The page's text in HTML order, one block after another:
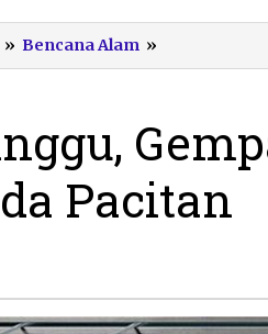
» Bencana Alam »
Minggu,
3,4
SR
Landa
Pacitan
Pacitan